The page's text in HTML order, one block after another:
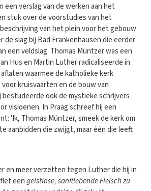
een verslag van de werken aan het
stuk over de voorstudies van het
van het plein voor het gebouw
de slag bij Bad Frankenhausen die eerder
een veldslag. Thomas Müntzer was een
Hus en Martin Luther radicaliseerde in
waarmee de katholieke kerk
kruisvaarten en de bouw van
bestudeerde ook de mystieke schrijvers
visioenen. In Praag schreef hij een
'Ik, Thomas Müntzer, smeek de kerk om
aanbidden die zwijgt, maar één die leeft
en meer verzetten tegen Luther die hij in
eengeistlose, sanftlebende Fleisch zu